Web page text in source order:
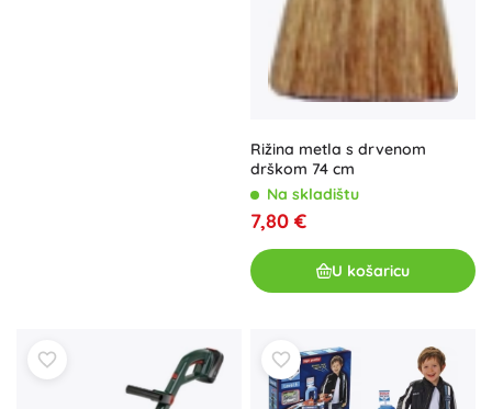
Rižina metla s drvenom
drškom 74 cm
Na skladištu
7,80 €
U košaricu